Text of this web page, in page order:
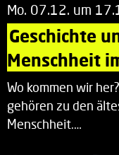
Mo. 07.12. um
Geschichte
Menschheit
Wo kommen wir
gehören zu den
Menschheit.…